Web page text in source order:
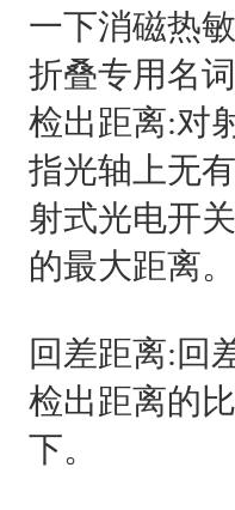
一下消磁热
折叠专用名词
检出距离:对
指光轴上无
射式光电开
的最大距离。
回差距离:回
检出距离的
下。